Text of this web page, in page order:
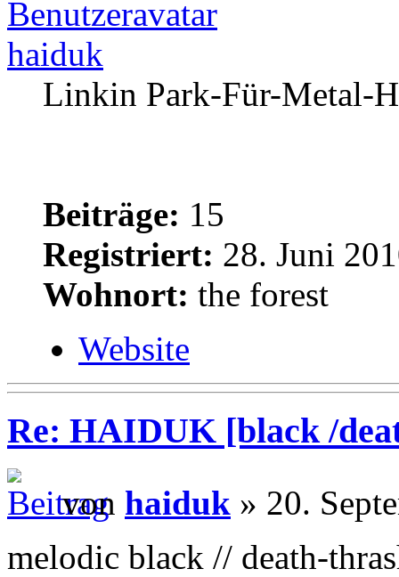
haiduk
Linkin Park-Für-Metal-
Beiträge: 15
Registriert: 28. Juni
Wohnort: the forest
Website
Re: HAIDUK [black /
von haiduk » 20.
melodic black // death-